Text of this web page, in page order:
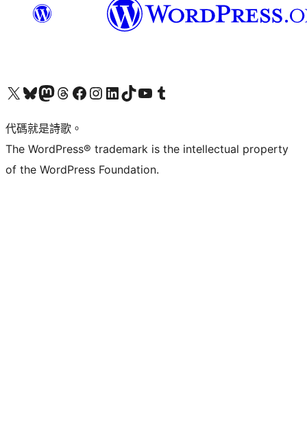
Visit our X (formerly Twitter) account
Visit our Bluesky account
Visit our Mastodon account
Visit our Threads account
訪問我們的 Facebook 專頁Visit our Instagram account
Visit our LinkedIn account
Visit our TikTok account
Visit our YouTube channel
Visit our Tumblr account
代碼就是詩歌。
The WordPress® trademark is the intellectual property
of the WordPress Foundation.